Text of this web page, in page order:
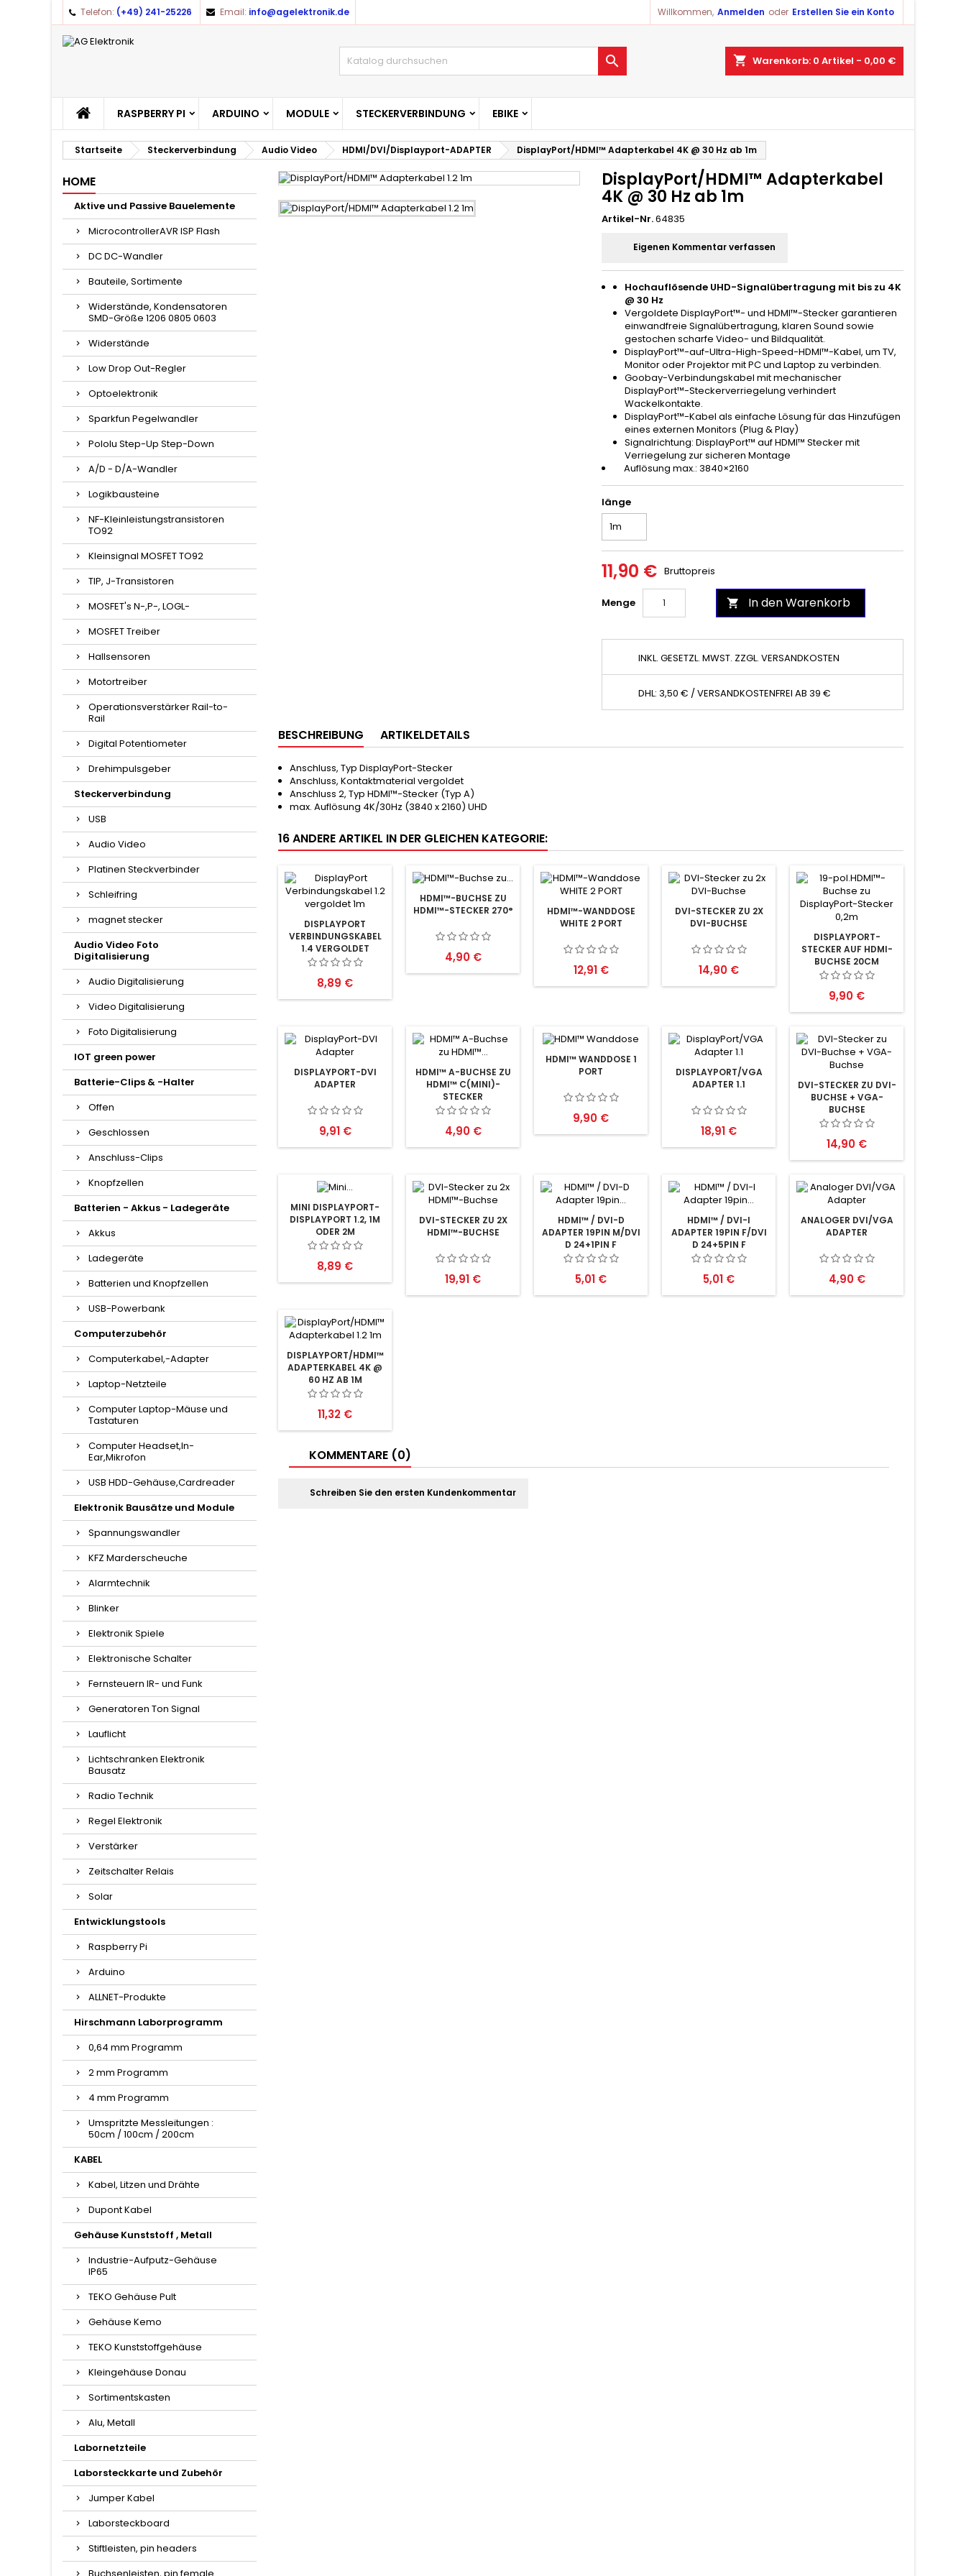
Telefon: (+49) 241-25226 Email: info@agelektronik.de Willkommen, Anmelden oder Erstellen Sie ein Konto
shopping_cart Warenkorb: 0 Artikel - 0,00 €

RASPBERRY PI ARDUINO MODULE STECKERVERBINDUNG EBIKE
Startseite Steckerverbindung Audio Video HDMI/DVI/Displayport-ADAPTER DisplayPort/HDMI™ Adapterkabel 4K @ 30 Hz ab 1m
HOME
Aktive und Passive Bauelemente
MicrocontrollerAVR ISP Flash
DC DC-Wandler
Bauteile, Sortimente
Widerstände, Kondensatoren
SMD-Größe 1206 0805 0603
Widerstände
Low Drop Out-Regler
Optoelektronik
Sparkfun Pegelwandler
Pololu Step-Up Step-Down
A/D - D/A-Wandler
Logikbausteine
NF-Kleinleistungstransistoren
TO92
Kleinsignal MOSFET TO92
TIP, J-Transistoren
MOSFET's N-,P-, LOGL-
MOSFET Treiber
Hallsensoren
Motortreiber
Operationsverstärker Rail-to-
Rail
Digital Potentiometer
Drehimpulsgeber
Steckerverbindung
USB
Audio Video
Platinen Steckverbinder
Schleifring
magnet stecker
Audio Video Foto
Digitalisierung
Audio Digitalisierung
Video Digitalisierung
Foto Digitalisierung
IOT green power
Batterie-Clips & -Halter
Offen
Geschlossen
Anschluss-Clips
Knopfzellen
Batterien - Akkus - Ladegeräte
Akkus
Ladegeräte
Batterien und Knopfzellen
USB-Powerbank
Computerzubehör
Computerkabel,-Adapter
Laptop-Netzteile
Computer Laptop-Mäuse und
Tastaturen
Computer Headset,In-
Ear,Mikrofon
USB HDD-Gehäuse,Cardreader
Elektronik Bausätze und Module
Spannungswandler
KFZ Marderscheuche
Alarmtechnik
Blinker
Elektronik Spiele
Elektronische Schalter
Fernsteuern IR- und Funk
Generatoren Ton Signal
Lauflicht
Lichtschranken Elektronik
Bausatz
Radio Technik
Regel Elektronik
Verstärker
Zeitschalter Relais
Solar
Entwicklungstools
Raspberry Pi
Arduino
ALLNET-Produkte
Hirschmann Laborprogramm
0,64 mm Programm
2 mm Programm
4 mm Programm
Umspritzte Messleitungen :
50cm / 100cm / 200cm
KABEL
Kabel, Litzen und Drähte
Dupont Kabel
Gehäuse Kunststoff , Metall
Industrie-Aufputz-Gehäuse
IP65
TEKO Gehäuse Pult
Gehäuse Kemo
TEKO Kunststoffgehäuse
Kleingehäuse Donau
Sortimentskasten
Alu, Metall
Labornetzteile
Laborsteckkarte und Zubehör
Jumper Kabel
Laborsteckboard
Stiftleisten, pin headers
DisplayPort/HDMI™ Adapterkabel
4K @ 30 Hz ab 1m
Artikel-Nr.64835
Eigenen Kommentar verfassen
Hochauflösende UHD-Signalübertragung mit bis zu 4K
@ 30 Hz
Vergoldete DisplayPort™- und HDMI™-Stecker garantieren
einwandfreie Signalübertragung, klaren Sound sowie
gestochen scharfe Video- und Bildqualität.
DisplayPort™-auf-Ultra-High-Speed-HDMI™-Kabel, um TV,
Monitor oder Projektor mit PC und Laptop zu verbinden.
Goobay-Verbindungskabel mit mechanischer
DisplayPort™-Steckerverriegelung verhindert
Wackelkontakte.
DisplayPort™-Kabel als einfache Lösung für das Hinzufügen
eines externen Monitors (Plug & Play)
Signalrichtung: DisplayPort™ auf HDMI™ Stecker mit
Verriegelung zur sicheren Montage
Auflösung max.: 3840×2160
länge
11,90 € Bruttopreis
Menge  In den Warenkorb
INKL. GESETZL. MWST. ZZGL. VERSANDKOSTEN
DHL: 3,50 € / VERSANDKOSTENFREI AB 39 €
BESCHREIBUNG ARTIKELDETAILS
Anschluss, Typ DisplayPort-Stecker
Anschluss, Kontaktmaterial vergoldet
Anschluss 2, Typ HDMI™-Stecker (Typ A)
max. Auflösung 4K/30Hz (3840 x 2160) UHD
16 ANDERE ARTIKEL IN DER GLEICHEN KATEGORIE:
DISPLAYPORT
VERBINDUNGSKABEL
1.4 VERGOLDET
Preis
8,89 €
HDMI™-BUCHSE ZU
HDMI™-STECKER 270°
Preis
4,90 €
HDMI™-WANDDOSE
WHITE 2 PORT
Preis
12,91 €
DVI-STECKER ZU 2X
DVI-BUCHSE
Preis
14,90 €
DISPLAYPORT-
STECKER AUF HDMI-
BUCHSE 20CM
Preis
9,90 €
DISPLAYPORT-DVI
ADAPTER
Preis
9,91 €
HDMI™ A-BUCHSE ZU
HDMI™ C(MINI)-
STECKER
Preis
4,90 €
HDMI™ WANDDOSE 1
PORT
Preis
9,90 €
DISPLAYPORT/VGA
ADAPTER 1.1
Preis
18,91 €
DVI-STECKER ZU DVI-
BUCHSE + VGA-
BUCHSE
Preis
14,90 €
MINI DISPLAYPORT-
DISPLAYPORT 1.2, 1M
ODER 2M
Preis
8,89 €
DVI-STECKER ZU 2X
HDMI™-BUCHSE
Preis
19,91 €
HDMI™ / DVI-D
ADAPTER 19PIN M/DVI
D 24+1PIN F
Preis
5,01 €
HDMI™ / DVI-I
ADAPTER 19PIN F/DVI
D 24+5PIN F
Preis
5,01 €
ANALOGER DVI/VGA
ADAPTER
Preis
4,90 €
DISPLAYPORT/HDMI™
ADAPTERKABEL 4K @
60 HZ AB 1M
Preis
11,32 €
KOMMENTARE (0)
Schreiben Sie den ersten Kundenkommentar